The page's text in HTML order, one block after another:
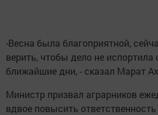
-Весна была благоприятной,
верить, чтобы дело не
ближайшие дни, - сказал Марат
Министр призвал аграрников
вдвое повысить